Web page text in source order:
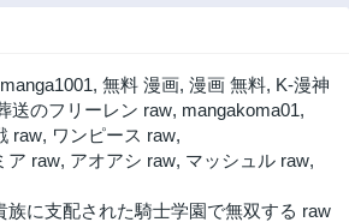
manga1001, 無料 漫画, 漫画 無料, K-漫神
送のフリーレン raw, mangakoma01,
raw, ワンピース raw,
ア raw, アオアシ raw, マッシュル raw,
族に支配された騎士学園で無双する raw